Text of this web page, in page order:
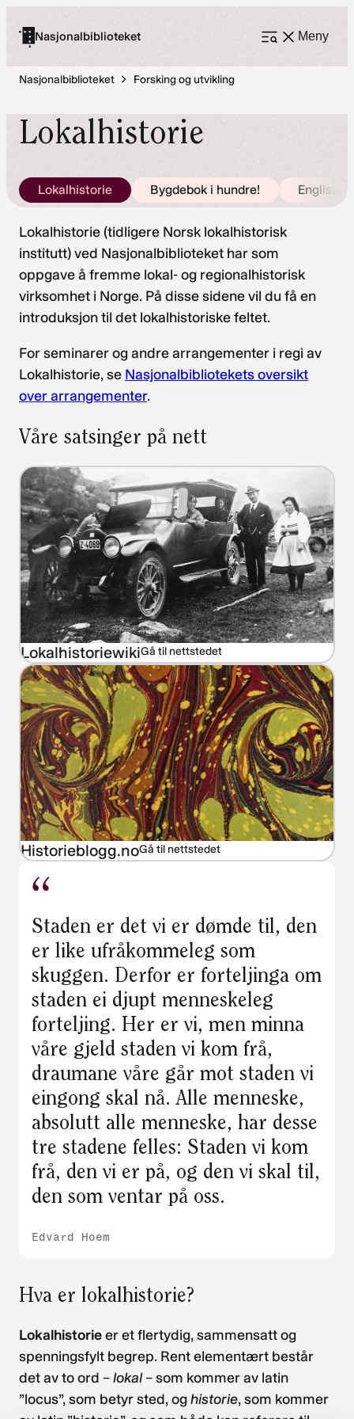
Nasjonalbiblioteket Meny
Åpne
Nasjonalbiblioteket
Forsking og utvikling
Lokalhistorie
Lokalhistorie Bygdebok i hundre! English
Lokalhistorie (tidligere Norsk lokalhistorisk
institutt) ved Nasjonalbiblioteket har som
oppgave å fremme lokal- og regionalhistorisk
virksomhet i Norge. På disse sidene vil du få en
introduksjon til det lokalhistoriske feltet.
For seminarer og andre arrangementer i regi av
Lokalhistorie, se Nasjonalbibliotekets oversikt
over arrangementer.
Våre satsinger på nett
LokalhistoriewikiGå til nettstedet
Historieblogg.noGå til nettstedet
Staden er det vi er dømde til, den
er like ufråkommeleg som
skuggen. Derfor er forteljinga om
staden ei djupt menneskeleg
forteljing. Her er vi, men minna
våre gjeld staden vi kom frå,
draumane våre går mot staden vi
eingong skal nå. Alle menneske,
absolutt alle menneske, har desse
tre stadene felles: Staden vi kom
frå, den vi er på, og den vi skal til,
den som ventar på oss.
Edvard Hoem
Hva er lokalhistorie?
Lokalhistorieer et flertydig, sammensatt og
spenningsfylt begrep. Rent elementært består
det av to ord –lokal– som kommer av latin
”locus”, som betyr sted, oghistorie, som kommer